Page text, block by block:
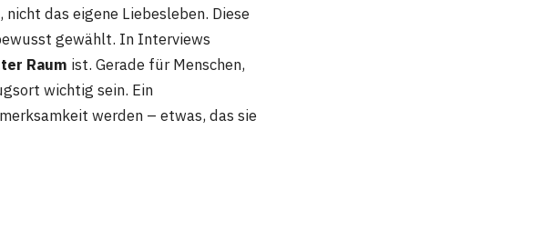
das eigene Liebesleben. Diese
gewählt. In Interviews
Raum ist. Gerade für Menschen,
wichtig sein. Ein
werden – etwas, das sie